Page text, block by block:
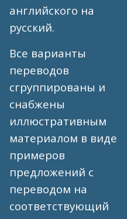
английского на
русский.
Все варианты
переводов
сгруппированы и
снабжены
иллюстративным
материалом в виде
примеров
предложений с
переводом на
соответствующий